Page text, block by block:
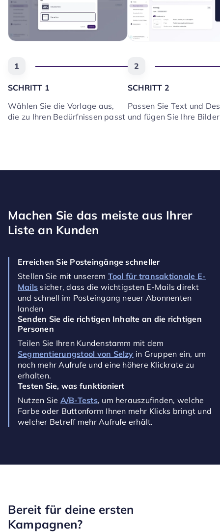
1
SCHRITT 1
Wählen Sie die Vorlage aus,
die zu Ihren Bedürfnissen passt
2
SCHRITT 2
Passen Sie Text und
und fügen Sie Ihre
Machen Sie das meiste aus Ihrer
Liste an Kunden
Erreichen Sie Posteingänge schneller
Stellen Sie mit unserem Tool für transaktionale E-
Mails sicher, dass die wichtigsten E-Mails direkt
und schnell im Posteingang neuer Abonnenten
landen
Senden Sie die richtigen Inhalte an die richtigen
Personen
Teilen Sie Ihren Kundenstamm mit dem
Segmentierungstool von Selzy in Gruppen ein, um
noch mehr Aufrufe und eine höhere Klickrate zu
erhalten.
Testen Sie, was funktioniert
Nutzen Sie A/B-Tests, um herauszufinden, welche
Farbe oder Buttonform Ihnen mehr Klicks bringt und
welcher Betreff mehr Aufrufe erhält.
Bereit für deine ersten
Kampagnen?